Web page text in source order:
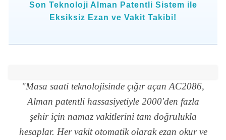
Son Teknoloji Alman Patentli Sistem ile
Eksiksiz Ezan ve Vakit Takibi!
"Masa saati teknolojisinde çığır açan AC2086,
Alman patentli hassasiyetiyle 2000'den fazla
şehir için namaz vakitlerini tam doğrulukla
hesaplar. Her vakit otomatik olarak ezan okur ve